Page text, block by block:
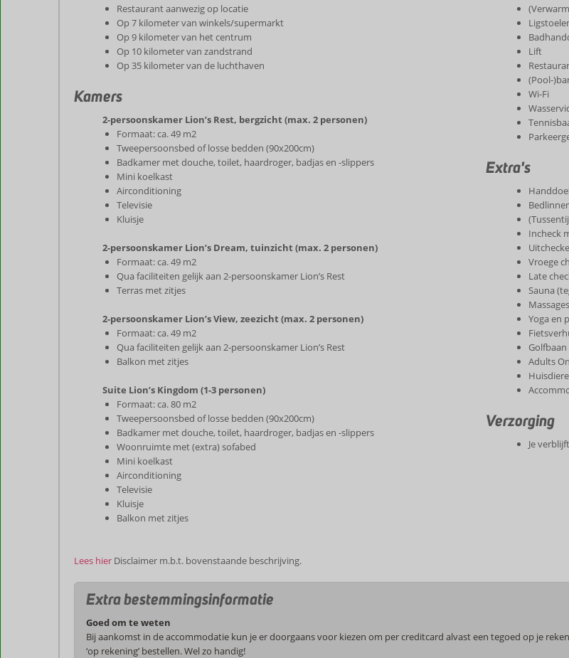
Restaurant aanwezig op locatie
Op 7 kilometer van winkels/supermarkt
Op 9 kilometer van het centrum
Op 10 kilometer van zandstrand
Op 35 kilometer van de luchthaven
Kamers
2-persoonskamer Lion’s Rest, bergzicht (max. 2 personen)
Formaat: ca. 49 m2
Tweepersoonsbed of losse bedden (90x200cm)
Badkamer met douche, toilet, haardroger, badjas en -slippers
Mini koelkast
Airconditioning
Televisie
Kluisje
2-persoonskamer Lion’s Dream, tuinzicht (max. 2 personen)
Formaat: ca. 49 m2
Qua faciliteiten gelijk aan 2-persoonskamer Lion’s Rest
Terras met zitjes
2-persoonskamer Lion’s View, zeezicht (max. 2 personen)
Formaat: ca. 49 m2
Qua faciliteiten gelijk aan 2-persoonskamer Lion’s Rest
Balkon met zitjes
Suite Lion’s Kingdom (1-3 personen)
Formaat: ca. 80 m2
Tweepersoonsbed of losse bedden (90x200cm)
Badkamer met douche, toilet, haardroger, badjas en -slippers
Woonruimte met (extra) sofabed
Mini koelkast
Airconditioning
Televisie
Kluisje
Balkon met zitjes
Lift
(Pool-
Wi-Fi
Extra's
Incheck
Vroege
Late
Sauna
Yoga en
Adults
Verzorging
Je
Lees hier Disclaimer m.b.t. bovenstaande beschrijving.
Extra bestemmingsinformatie
Goed om te weten
Bij aankomst in de accommodatie kun je er doorgaans voor kiezen om per creditcard alvast een tegoed op je
‘op rekening’ bestellen. Wel zo handig!